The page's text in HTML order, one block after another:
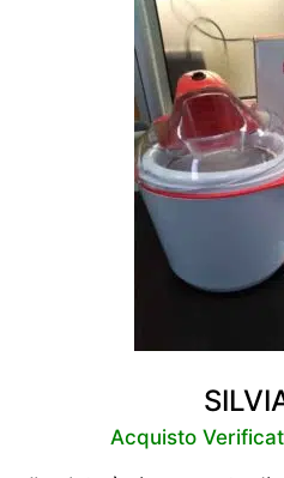
Acquisto